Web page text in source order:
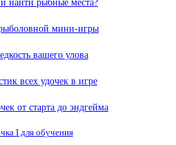
мини-игры
вашего улова
всех удочек в игре
от старта до эндгейма
I для обучения